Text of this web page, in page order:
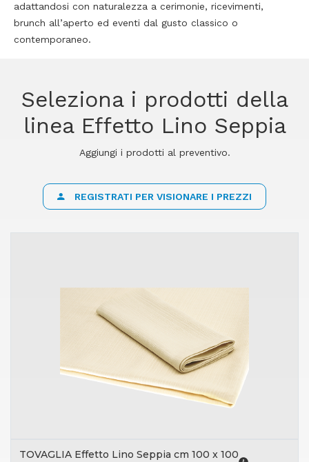
adattandosi con naturalezza a cerimonie, ricevimenti,
brunch all’aperto ed eventi dal gusto classico o
contemporaneo.
Seleziona i prodotti della
linea Effetto Lino Seppia
Aggiungi i prodotti al preventivo.
REGISTRATI PER VISIONARE I PREZZI
TOVAGLIA Effetto Lino Seppia cm 100 x 100